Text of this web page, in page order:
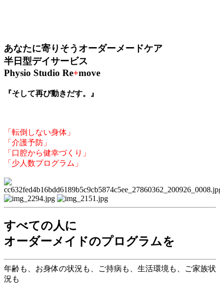
あなたに寄りそうオーダーメードケア
半日型デイサービス
Physio Studio Re+move
『そして再び動きだす。』
「転倒しない身体」
「介護予防」
「口腔から健幸づくり」
「少人数プログラム」
すべての人に
オーダーメイドのプログラムを
年齢も、お身体の状況も、ご持病も、生活環境も、ご家族状
況も